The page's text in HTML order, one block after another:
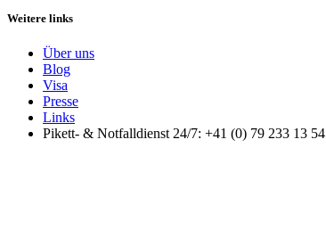
Weitere links
Über uns
Blog
Visa
Presse
Links
Pikett- & Notfalldienst 24/7: +41 (0) 79 233 13 54